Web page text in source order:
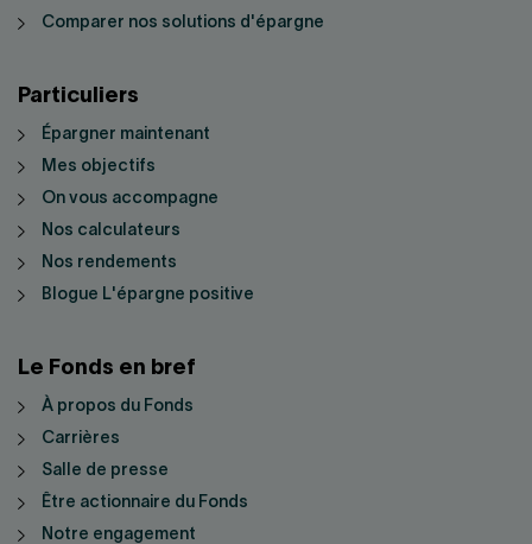
Comparer nos solutions d'épargne
Particuliers
Épargner maintenant
Mes objectifs
On vous accompagne
Nos calculateurs
Nos rendements
Blogue L'épargne positive
Le Fonds en bref
À propos du Fonds
Carrières
Salle de presse
Être actionnaire du Fonds
Notre engagement